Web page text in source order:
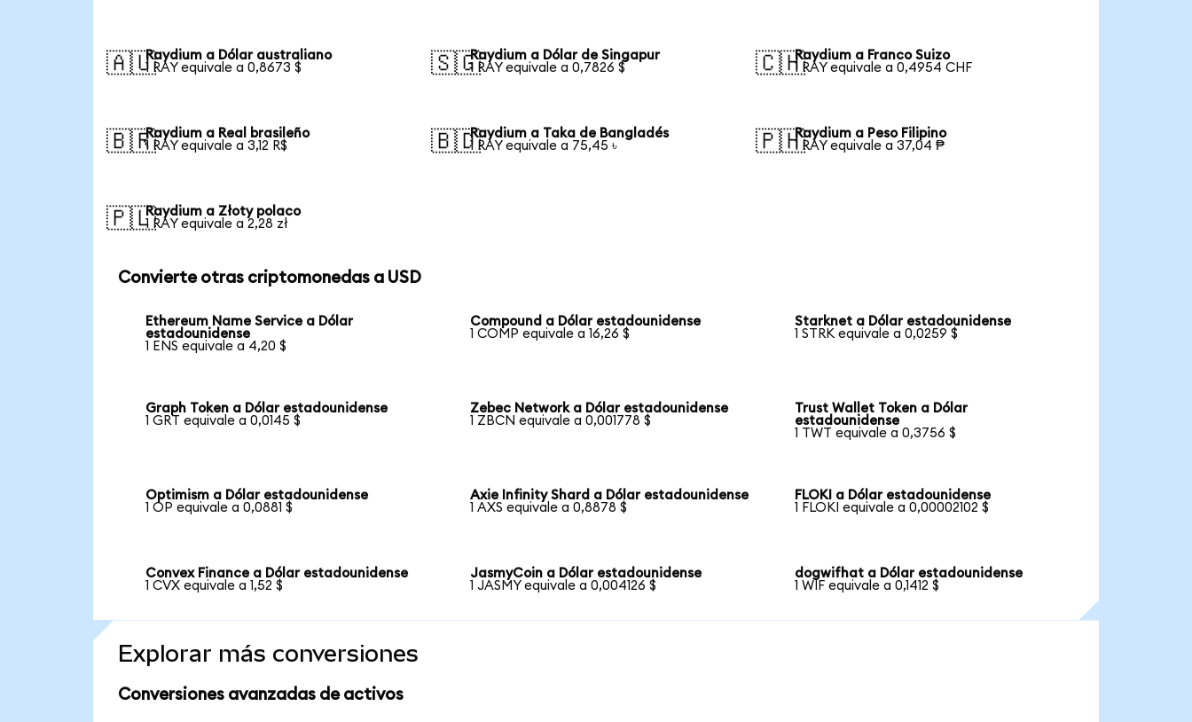
🇦🇺Raydium a Dólar australiano
1 RAY equivale a 0,8673 $
🇸🇬Raydium a Dólar de Singapur
1 RAY equivale a 0,7826 $
🇨🇭Raydium a Franco Suizo
1 RAY equivale a 0,4954 CHF
🇧🇷Raydium a Real brasileño
1 RAY equivale a 3,12 R$
🇧🇩Raydium a Taka de Bangladés
1 RAY equivale a 75,45 ৳
🇵🇭Raydium a Peso Filipino
1 RAY equivale a 37,04 ₱
🇵🇱Raydium a Złoty polaco
1 RAY equivale a 2,28 zł
Convierte otras criptomonedas a USD
Ethereum Name Service a Dólar
estadounidense
1 ENS equivale a 4,20 $
Compound a Dólar estadounidense
1 COMP equivale a 16,26 $
Starknet a Dólar estadounidense
1 STRK equivale a 0,0259 $
Graph Token a Dólar estadounidense
1 GRT equivale a 0,0145 $
Zebec Network a Dólar estadounidense
1 ZBCN equivale a 0,001778 $
Trust Wallet Token a Dólar
estadounidense
1 TWT equivale a 0,3756 $
Optimism a Dólar estadounidense
1 OP equivale a 0,0881 $
Axie Infinity Shard a Dólar estadounidense
1 AXS equivale a 0,8878 $
FLOKI a Dólar estadounidense
1 FLOKI equivale a 0,00002102 $
Convex Finance a Dólar estadounidense
1 CVX equivale a 1,52 $
JasmyCoin a Dólar estadounidense
1 JASMY equivale a 0,004126 $
dogwifhat a Dólar estadounidense
1 WIF equivale a 0,1412 $
Explorar más conversiones
Conversiones avanzadas de activos